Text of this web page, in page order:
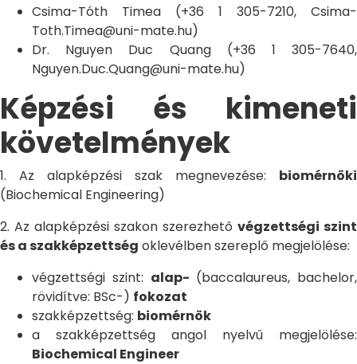
Csima-Tóth Timea (+36 1 305-7210, Csima-
Toth.Timea@uni-mate.hu)
Dr. Nguyen Duc Quang (+36 1 305-7640,
Nguyen.Duc.Quang@uni-mate.hu)
Képzési és kimeneti
követelmények
1. Az alapképzési szak megnevezése: biomérnöki
(Biochemical Engineering)
2. Az alapképzési szakon szerezhető végzettségi szint
és a szakképzettség oklevélben szereplő megjelölése:
végzettségi szint: alap- (baccalaureus, bachelor,
rövidítve: BSc-) fokozat
szakképzettség: biomérnök
a szakképzettség angol nyelvű megjelölése:
Biochemical Engineer